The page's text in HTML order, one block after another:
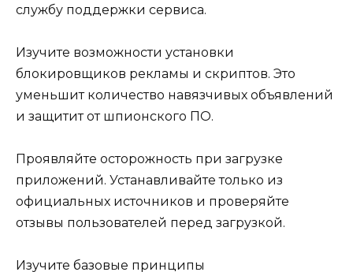
службу поддержки сервиса.
Изучите возможности установки
блокировщиков рекламы и скриптов. Это
уменьшит количество навязчивых объявлений
и защитит от шпионского ПО.
Проявляйте осторожность при загрузке
приложений. Устанавливайте только из
официальных источников и проверяйте
отзывы пользователей перед загрузкой.
Изучите базовые принципы